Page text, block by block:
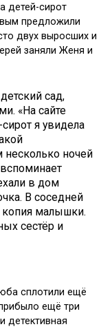
детей-сирот
предложили
двух выросших и
заняли Женя и
сад,
«На сайте
я увидела
несколько ночей
в дом
В соседней
копия малышки.
сестёр и
сплотили ещё
ещё три
детективная